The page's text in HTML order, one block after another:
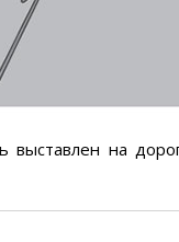
выставлен на